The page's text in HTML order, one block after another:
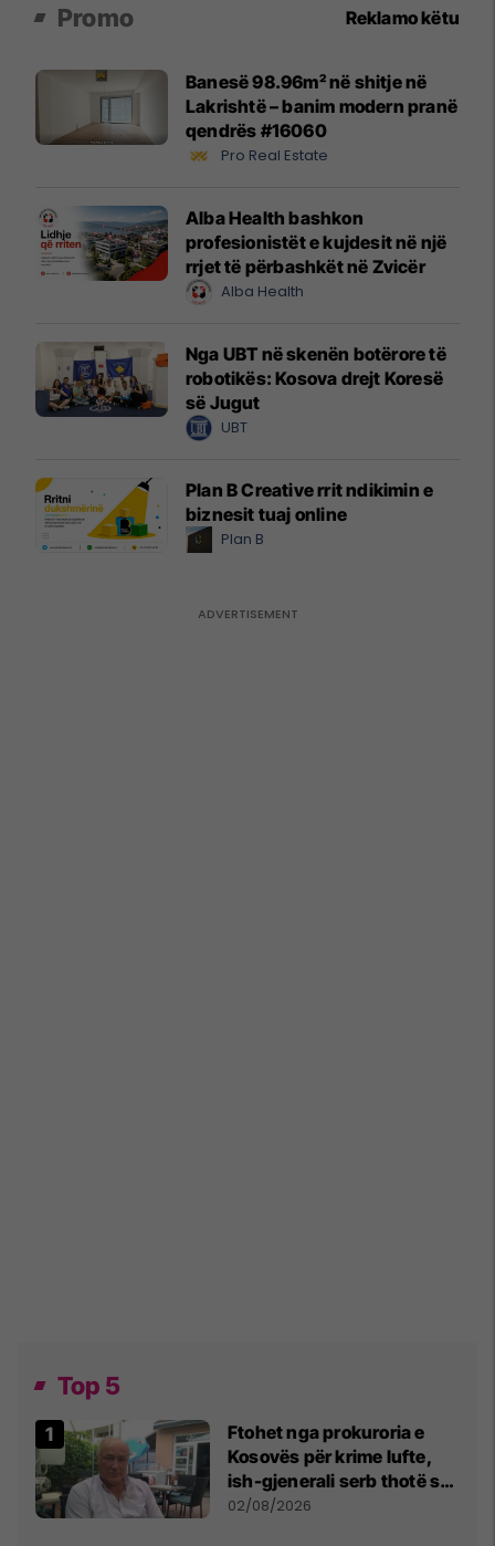
Promo Reklamo këtu
Banesë 98.96m² në shitje në
Lakrishtë – banim modern pranë
qendrës #16060
Pro Real Estate
Alba Health bashkon
profesionistët e kujdesit në një
rrjet të përbashkët në Zvicër
Alba Health
Nga UBT në skenën botërore të
robotikës: Kosova drejt Koresë
së Jugut
UBT
Plan B Creative rrit ndikimin e
biznesit tuaj online
Plan B
Top 5
Ftohet nga prokuroria e
Kosovës për krime lufte,
ish-gjenerali serb thotë se
dikush e tradhtoi në
02/08/2026